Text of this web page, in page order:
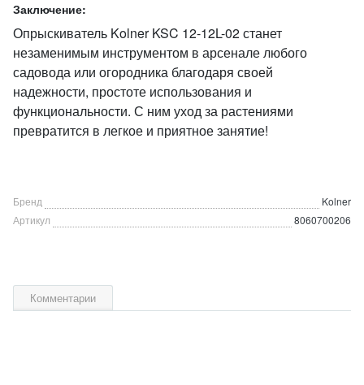
Заключение:
Опрыскиватель Kolner KSC 12-12L-02 станет
незаменимым инструментом в арсенале любого
садовода или огородника благодаря своей
надежности, простоте использования и
функциональности. С ним уход за растениями
превратится в легкое и приятное занятие!
Бренд
Kolner
Артикул
8060700206
Комментарии